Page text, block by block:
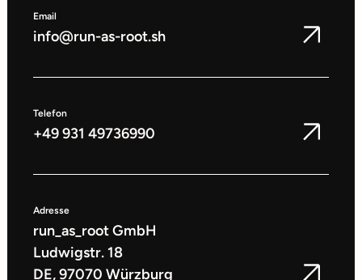
Email
info@run-as-root.sh
Telefon
+49 931 49736990
Adresse
run_as_root GmbH
Ludwigstr. 18
DE, 97070 Würzburg